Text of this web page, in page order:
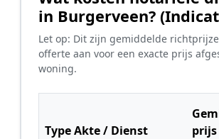
in Burgerveen?
Let op: Dit zijn gemiddelde
offerte aan voor een exacte prijs
woning.
Type Akte / Dienst
prijs